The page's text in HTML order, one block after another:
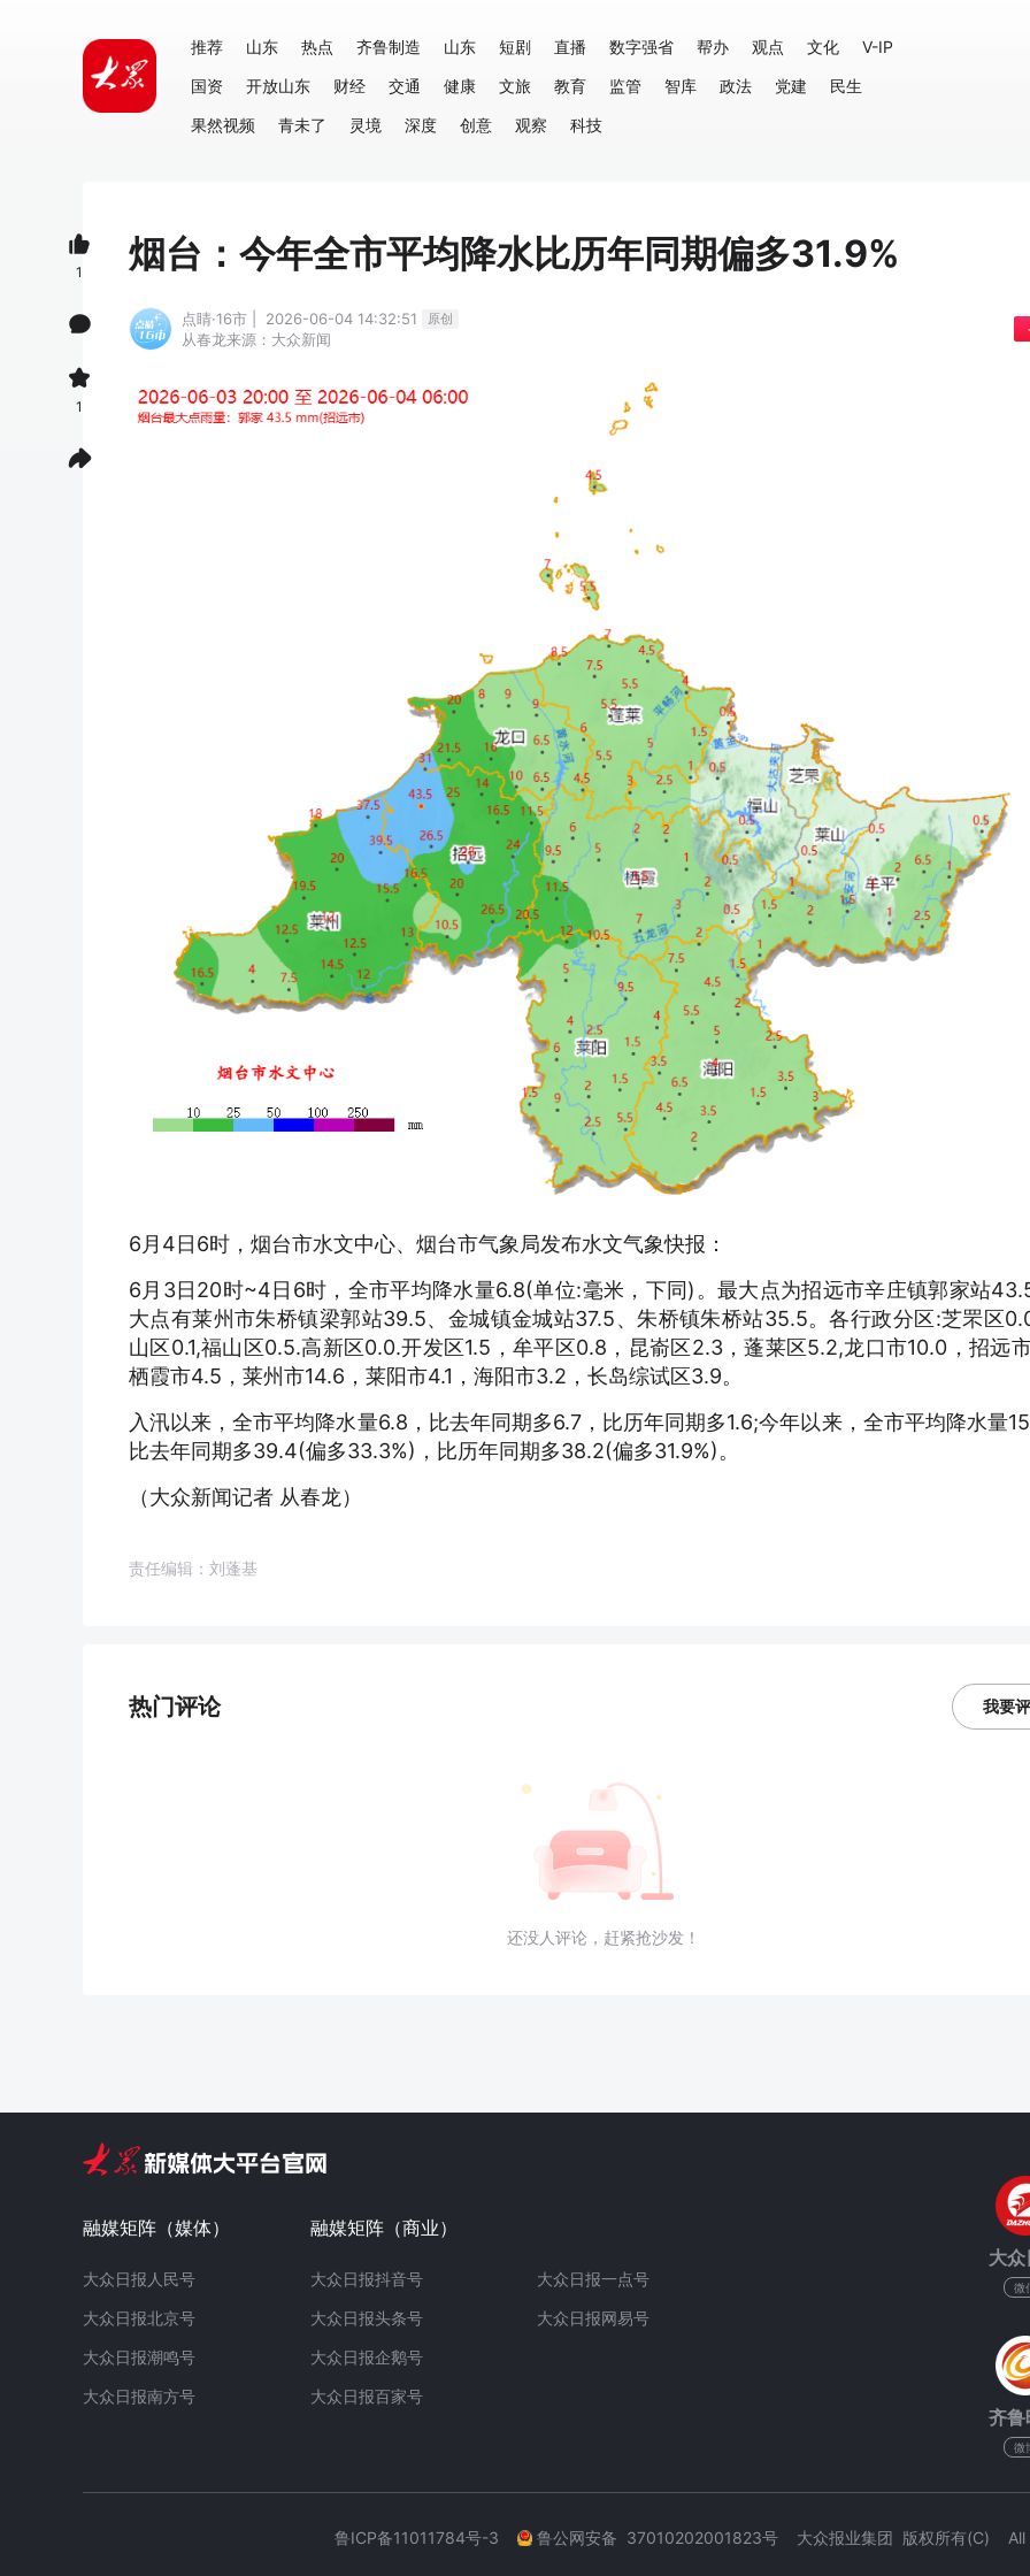
推荐 山东 热点 齐鲁制造 山东 短剧 直播 数字强省 帮办 观点 文化
V-IP
国资
开放山东 财经 交通 健康 文旅 教育 监管 智库 政法 党建
民生
果然视频
青未了 灵境 深度 创意 观察 科技
烟台：今年全市平均降水比历年同期偏多31.9%
点睛·16市 | 2026-06-04 14:32:51 原创
从春龙来源：大众新闻
6月4日6时，烟台市水文中心、烟台市气象局发布水文气象快报：
6月3日20时~4日6时，全市平均降水量6.8(单位:毫米，下同)。最大点为招远市辛庄镇郭家站
大点有莱州市朱桥镇梁郭站39.5、金城镇金城站37.5、朱桥镇朱桥站35.5。各行政分区:芝罘区
山区0.1,福山区0.5.高新区0.0.开发区1.5，牟平区0.8，昆嵛区2.3，蓬莱区5.2,龙口市10.0，招远
栖霞市4.5，莱州市14.6，莱阳市4.1，海阳市3.2，长岛综试区3.9。
入汛以来，全市平均降水量6.8，比去年同期多6.7，比历年同期多1.6;今年以来，全市平均降水量
比去年同期多39.4(偏多33.3%)，比历年同期多38.2(偏多31.9%)。
（大众新闻记者 从春龙）
责任编辑：刘蓬基
热门评论 我要
还没人评论，赶紧抢沙发！
1
1
融媒矩阵（媒体）
大众日报人民号
大众日报北京号
大众日报潮鸣号
大众日报南方号
融媒矩阵（商业）
大众日报抖音号
大众日报头条号
大众日报企鹅号
大众日报百家号
大众日报一点号
大众日报网易号
大
微
齐鲁
微
鲁ICP备11011784号-3 鲁公网安备 37010202001823号 大众报业集团 版权所有(C)